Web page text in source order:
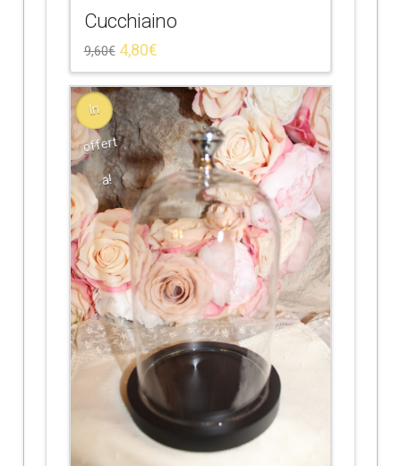
Cucchiaino
9,60€ 4,80€
In
offert
a!